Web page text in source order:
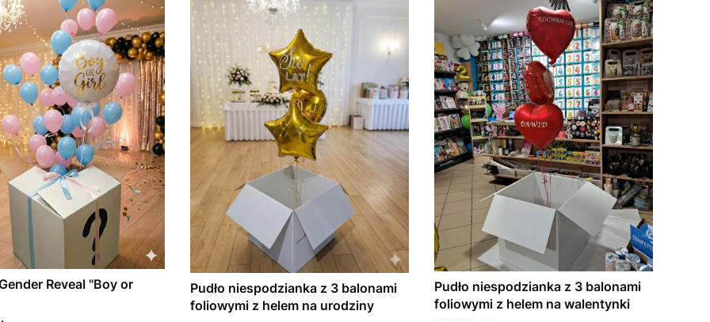
Reveal "Boy or
Pudło niespodzianka z 3 balonami
foliowymi z helem na urodziny
Pudło niespodzianka z 3 balonami
foliowymi z helem na walentynki